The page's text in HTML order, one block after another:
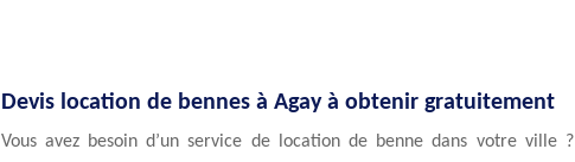
Devis location de bennes à Agay à obtenir gratuitement
Vous avez besoin d’un service de location de benne dans votre ville ?